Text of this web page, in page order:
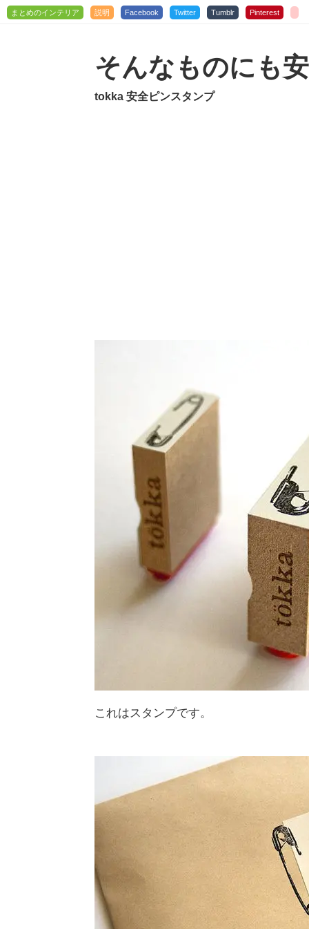
まとめのインテリア 説明 Facebook Twitter Tumblr Pinterest
そんなものにも
tokka 安全ピンスタンプ
これはスタンプです。